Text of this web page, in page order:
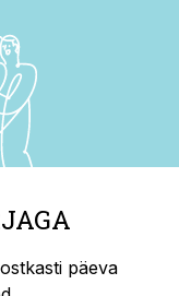
päeva